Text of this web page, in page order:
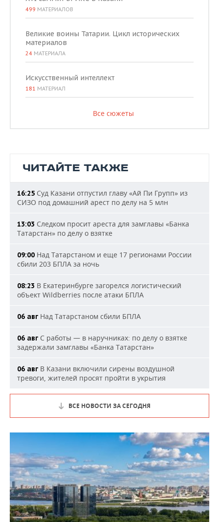
499 МАТЕРИАЛОВ
Великие воины Татарии. Цикл исторических
материалов
24 МАТЕРИАЛА
Искусственный интеллект
181 МАТЕРИАЛ
Все сюжеты
ЧИТАЙТЕ ТАКЖЕ
16:25 Суд Казани отпустил главу «Ай Пи Групп» из
СИЗО под домашний арест по делу на 5 млн
13:03 Следком просит ареста для замглавы «Банка
Татарстан» по делу о взятке
09:00 Над Татарстаном и еще 17 регионами России
сбили 203 БПЛА за ночь
08:23 В Екатеринбурге загорелся логистический
объект Wildberries после атаки БПЛА
06 авг Над Татарстаном сбили БПЛА
06 авг С работы — в наручниках: по делу о взятке
задержали замглавы «Банка Татарстан»
06 авг В Казани включили сирены воздушной
тревоги, жителей просят пройти в укрытия
ВСЕ НОВОСТИ ЗА СЕГОДНЯ